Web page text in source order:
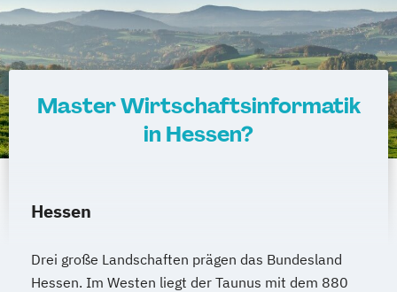
Master Wirtschaftsinformatik
in Hessen?
Hessen
Drei große Landschaften prägen das Bundesland
Hessen. Im Westen liegt der Taunus mit dem 880